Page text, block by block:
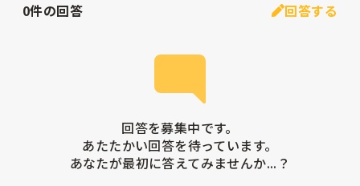
0件の回答 回答する
回答を募集中です。
あたたかい回答を待っています。
あなたが最初に答えてみませんか...？